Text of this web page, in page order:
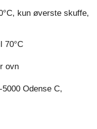
kun øverste skuffe,
70°C
ovn
Odense C,